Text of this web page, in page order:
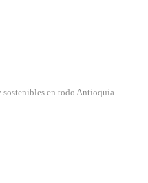
sostenibles en todo Antioquia.